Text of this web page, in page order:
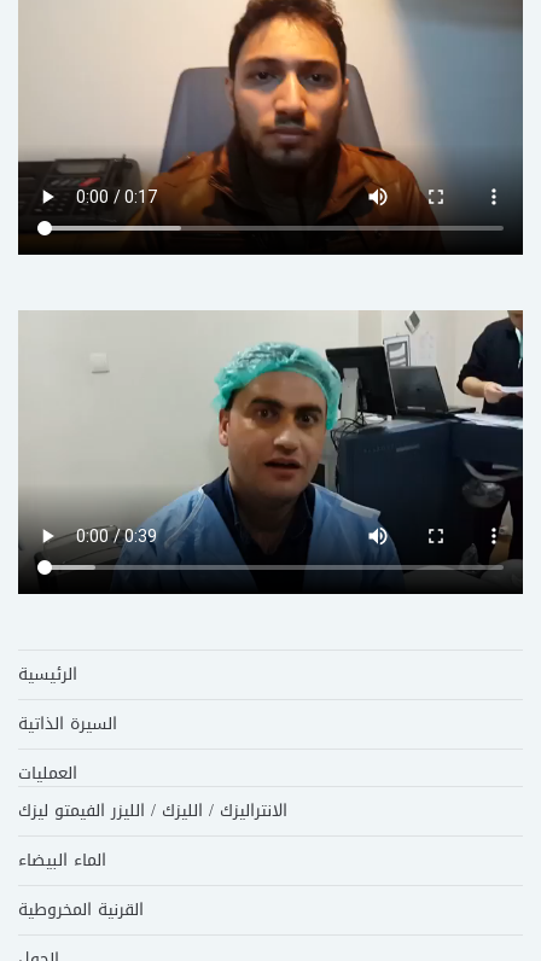
الرئيسية
السيرة الذاتية
العمليات
الانتراليزك / الليزك / الليزر الفيمتو ليزك
الماء البيضاء
القرنية المخروطية